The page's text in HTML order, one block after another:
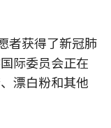
者获得了新冠肺
际委员会正在
漂白粉和其他